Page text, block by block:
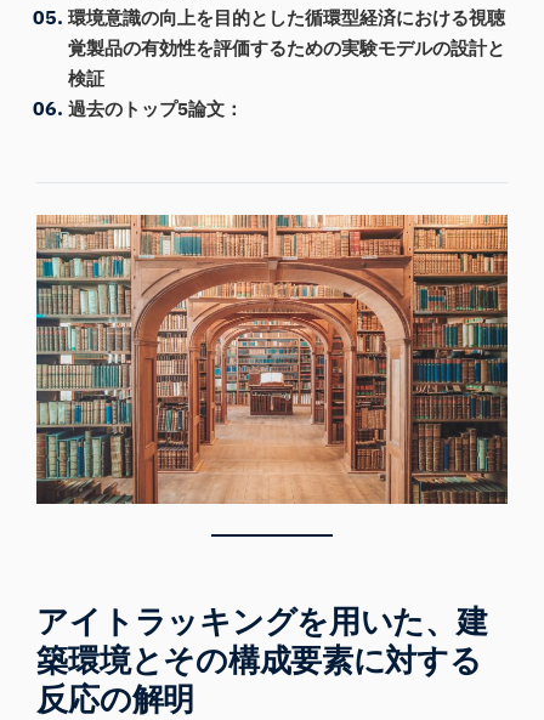
環境意識の向上を目的とした循環型経済における視聴
覚製品の有効性を評価するための実験モデルの設計と
検証
過去のトップ5論文：
アイトラッキングを用いた、建
築環境とその構成要素に対する
反応の解明